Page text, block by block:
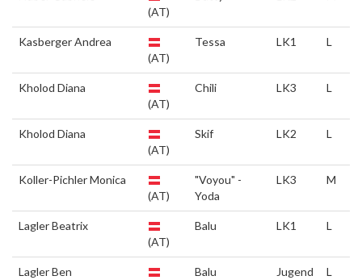
(AT)
Kasberger Andrea
(AT)
Tessa LK1 L
Kholod Diana
(AT)
Chili LK3 L
Kholod Diana
(AT)
Skif LK2 L
Koller-Pichler Monica
(AT)
"Voyou" -
Yoda
LK3 M
Lagler Beatrix
(AT)
Balu LK1 L
Lagler Ben
Balu Jugend L